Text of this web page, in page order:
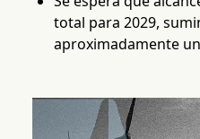
total para 2029,
aproximadamente